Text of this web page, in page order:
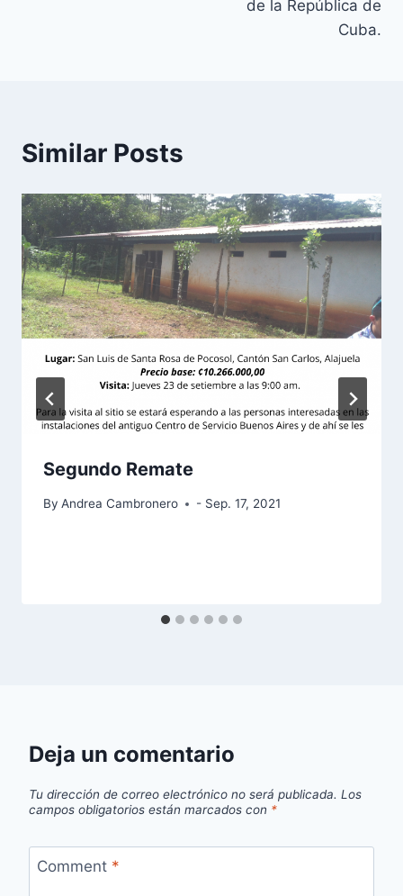
de la República de
Cuba.
Similar Posts
Segundo Remate
By Andrea Cambronero - Sep. 17, 2021
Deja un comentario
Tu dirección de correo electrónico no será publicada. Los
campos obligatorios están marcados con *
Comment *